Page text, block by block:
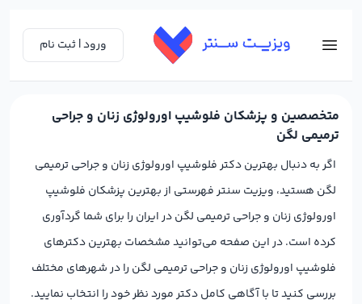
ورود | ثبت نام
متخصصین و پزشکان فلوشیپ اورولوژی زنان و جراحی
ترمیمی لگن
اگر به دنبال بهترین دکتر فلوشیپ اورولوژی زنان و جراحی ترمیمی
لگن هستید، ویزیت سنتر فهرستی از بهترین پزشکان فلوشیپ
اورولوژی زنان و جراحی ترمیمی لگن در ایران را برای شما گردآوری
کرده است. در این صفحه می‌توانید مشخصات بهترین دکترهای
فلوشیپ اورولوژی زنان و جراحی ترمیمی لگن را در شهرهای مختلف
بررسی کنید تا با آگاهی کامل دکتر مورد نظر خود را انتخاب نمایید.